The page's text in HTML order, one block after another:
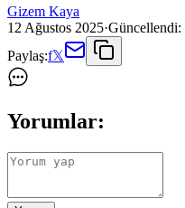
Gizem Kaya
12 Ağustos 2025·Güncellendi:
Paylaş:f𝕏
Yorumlar: